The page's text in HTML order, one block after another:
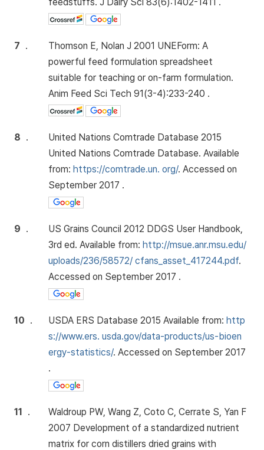
7 .
Thomson E, Nolan J 2001 UNEForm: A
powerful feed formulation spreadsheet
suitable for teaching or on-farm formulation.
Anim Feed Sci Tech 91(3-4):233-240 .
8 .
United Nations Comtrade Database 2015
United Nations Comtrade Database. Available
from: https://comtrade.un. org/. Accessed on
September 2017 .
9 .
US Grains Council 2012 DDGS User Handbook,
3rd ed. Available from: http://msue.anr.msu.edu/
uploads/236/58572/ cfans_asset_417244.pdf.
Accessed on September 2017 .
10 . USDA ERS Database 2015 Available from: http
s://www.ers. usda.gov/data-products/us-bioen
ergy-statistics/. Accessed on September 2017
.
11 .
Waldroup PW, Wang Z, Coto C, Cerrate S, Yan F
2007 Development of a standardized nutrient
matrix for corn distillers dried grains with